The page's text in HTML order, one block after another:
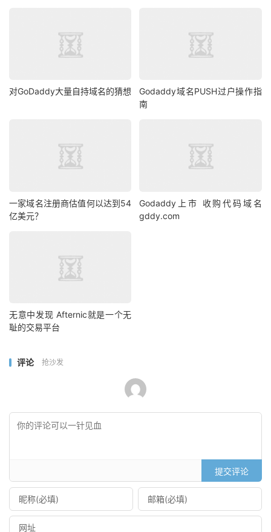
对GoDaddy大量自持域名的猜想
Godaddy域名PUSH过户操作指
南
一家域名注册商估值何以达到54
亿美元？
Godaddy上市 收购代码域名
gddy.com
无意中发现 Afternic就是一个无
耻的交易平台
评论 抢沙发
提交评论